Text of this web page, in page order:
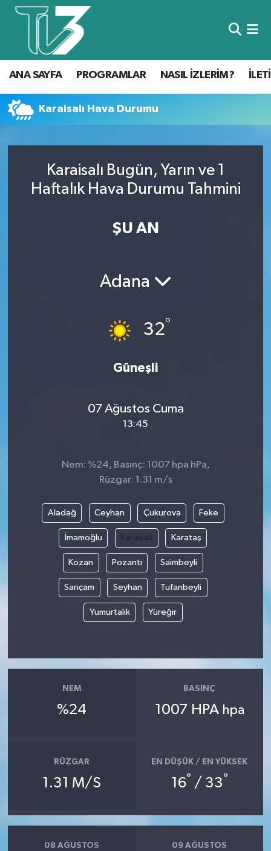
ANA SAYFA PROGRAMLAR NASIL İZLERİM?
Karaisalı Hava Durumu
Karaisalı Bugün, Yarın ve 1
Haftalık Hava Durumu Tahmini
ŞU AN
Adana
32°
Güneşli
07 Ağustos Cuma
13:45
Nem: %24, Basınç: 1007 hpa hPa,
Rüzgar: 1.31 m/s
Aladağ Ceyhan Çukurova Feke
İmamoğlu Karaisalı Karataş
Kozan Pozantı Saimbeyli
Sarıçam Seyhan Tufanbeyli
Yumurtalık Yüreğir
NEM
%24
BASINÇ
1007 HPA hpa
RÜZGAR
1.31 M/S
EN DÜŞÜK / EN YÜKSEK
16° / 33°
08 AĞUSTOS 09 AĞUSTOS
Foto Galeri
Canlı Yayın
ANA SAYFA
PROGRAMLAR
NASIL İZLERİM?
KÜNYE